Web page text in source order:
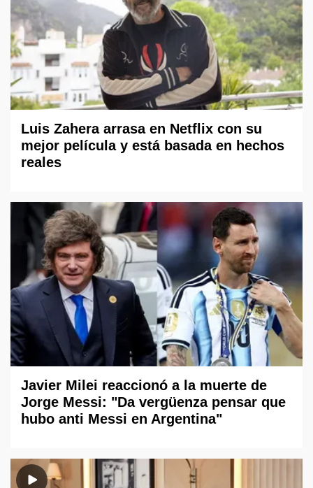
Luis Zahera arrasa en Netflix con su
mejor película y está basada en hechos
reales
Javier Milei reaccionó a la muerte de
Jorge Messi: "Da vergüenza pensar que
hubo anti Messi en Argentina"